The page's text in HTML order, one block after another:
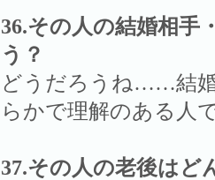
36.その人の結婚相手
う？
どうだろうね……結
らかで理解のある人
37.その人の老後はど